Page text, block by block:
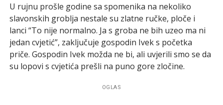
U rujnu prošle godine sa spomenika na nekoliko
slavonskih groblja nestale su zlatne ručke, ploče i
lanci “To nije normalno. Ja s groba ne bih uzeo ma ni
jedan cvjetić”, zaključuje gospodin Ivek s početka
priče. Gospodin Ivek možda ne bi, ali uvjerili smo se da
su lopovi s cvjetića prešli na puno gore zločine.
OGLAS